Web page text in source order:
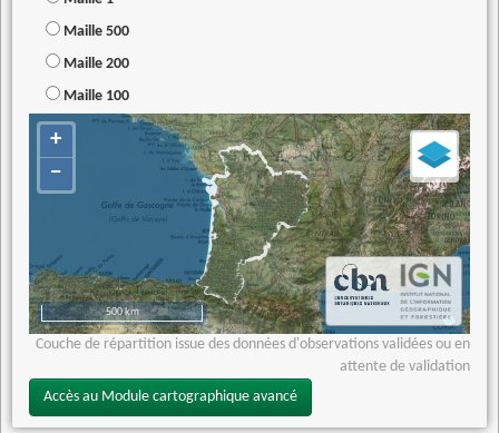
Maille 500
Maille 200
Maille 100
+
−
500 km
Couche de répartition issue des données d'observations validées ou en
attente de validation
Accès au Module cartographique avancé